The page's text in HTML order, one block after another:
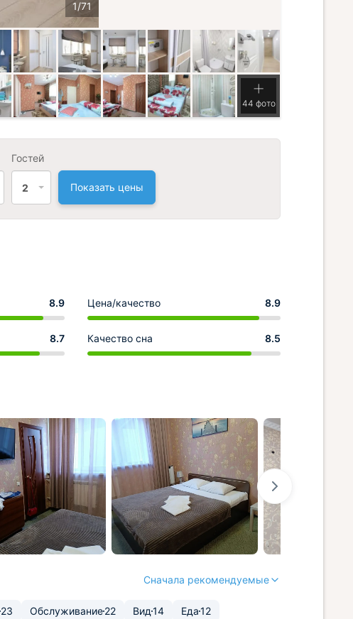
44 фото
Гостей
2 Показать цены
8.9 Цена/качество 8.9
8.7 Качество сна 8.5
Сначала рекомендуемые
23 Обслуживание22 Вид14 Еда12